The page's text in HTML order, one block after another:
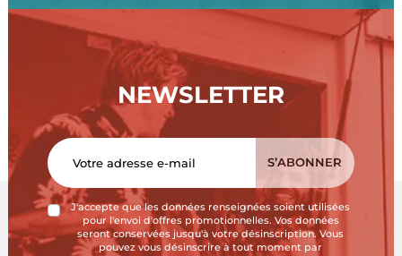
NEWSLETTER
J'accepte que les données renseignées soient utilisées
pour l'envoi d'offres promotionnelles. Vos données
seront conservées jusqu'à votre désinscription. Vous
pouvez vous désinscrire à tout moment par